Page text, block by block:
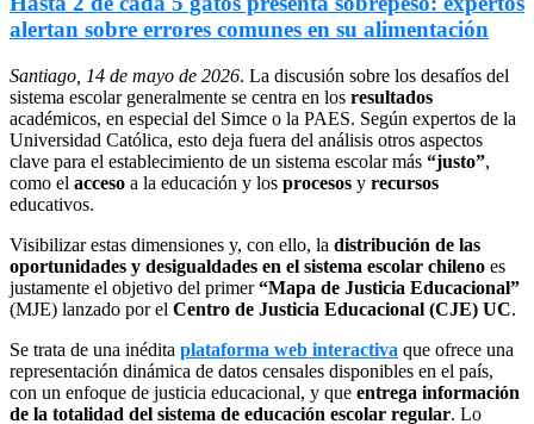
alertan sobre errores comunes en su alimentación
Santiago, 14 de mayo de 2026. La discusión sobre los desafíos del
sistema escolar generalmente se centra en los resultados
académicos, en especial del Simce o la PAES. Según expertos de la
Universidad Católica, esto deja fuera del análisis otros aspectos
clave para el establecimiento de un sistema escolar más “justo”,
como el acceso a la educación y los procesos y recursos
educativos.
Visibilizar estas dimensiones y, con ello, la distribución de las
oportunidades y desigualdades en el sistema escolar chileno es
justamente el objetivo del primer“Mapa de Justicia Educacional”
(MJE) lanzado por el Centro de Justicia Educacional (CJE) UC.
Se trata de una inédita plataforma web interactiva que ofrece una
representación dinámica de datos censales disponibles en el país,
con un enfoque de justicia educacional, y que entrega información
de la totalidad del sistema de educación escolar regular. Lo